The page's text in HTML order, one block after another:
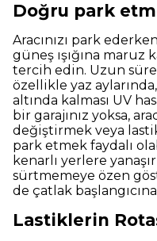
Doğru park
Aracınızı park
güneş ışığına maruz
tercih edin. Uzun
özellikle yaz
altında kalması UV
bir garajınız yoksa,
değiştirmek veya
park etmek faydalı
kenarlı yerlere
sürtmemeye özen
de çatlak
Lastiklerin